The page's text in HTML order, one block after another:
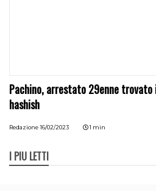
Pachino, arrestato 29enne trovato
hashish
Redazione 16/02/2023 1 min
I PIÙ LETTI